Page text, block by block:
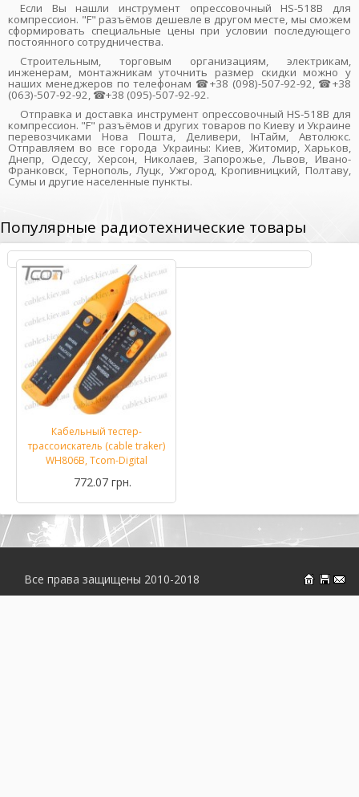
Если Вы нашли инструмент опрессовочный HS-518B для
компрессион. "F" разъёмов дешевле в другом месте, мы сможем
сформировать специальные цены при условии последующего
постоянного сотрудничества.
Строительным, торговым организациям, электрикам,
инженерам, монтажникам уточнить размер скидки можно у
наших менеджеров по телефонам ☎+38 (098)-507-92-92, ☎+38
(063)-507-92-92, ☎+38 (095)-507-92-92.
Отправка и доставка инструмент опрессовочный HS-518B для
компрессион. "F" разъёмов и других товаров по Киеву и Украине
перевозчиками Нова Пошта, Деливери, ІнТайм, Автолюкс.
Отправляем во все города Украины: Киев, Житомир, Харьков,
Днепр, Одессу, Херсон, Николаев, Запорожье, Львов, Ивано-
Франковск, Тернополь, Луцк, Ужгород, Кропивницкий, Полтаву,
Сумы и другие населенные пункты.
Популярные радиотехнические товары
Кабельный тестер-
трассоискатель (cable traker)
WH806B, Tcom-Digital
772.07 грн.
На
Все права защищены 2010-2018